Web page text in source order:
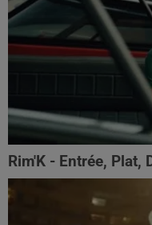
Rim'K - Entrée, Plat,